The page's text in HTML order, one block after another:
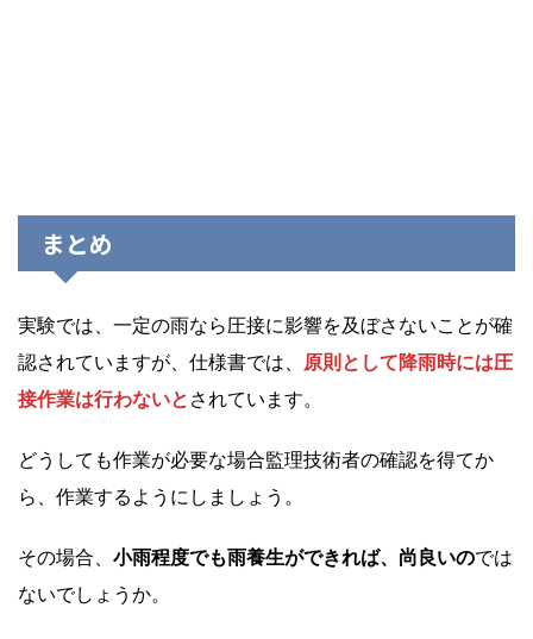
まとめ
実験では、一定の雨なら圧接に影響を及ぼさないことが確
認されていますが、仕様書では、 原則として降雨時には圧
接作業は行わないと されています。
どうしても作業が必要な場合監理技術者の確認を得てか
ら、作業するようにしましょう。
その場合、 小雨程度でも雨養生ができれば、尚良いのでは
ないでしょうか。